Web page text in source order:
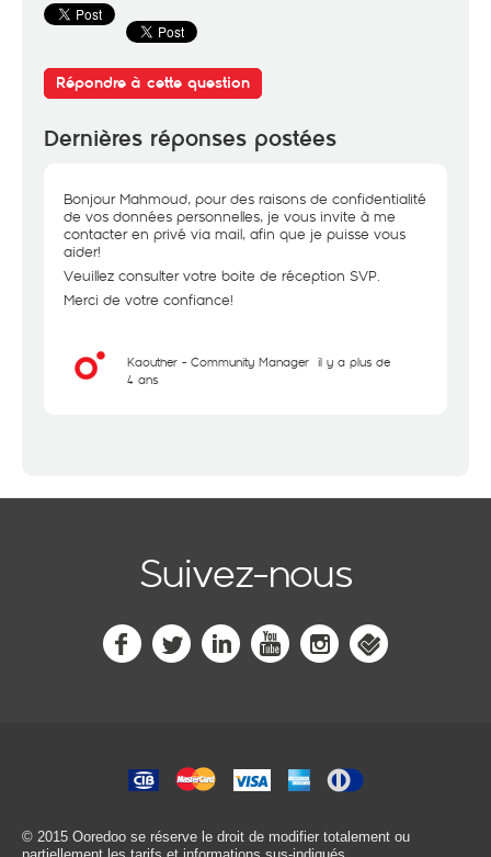
Répondre à cette question
Dernières réponses postées
Bonjour Mahmoud, pour des raisons de confidentialité
de vos données personnelles, je vous invite à me
contacter en privé via mail, afin que je puisse vous
aider!
Veuillez consulter votre boite de réception SVP.
Merci de votre confiance!
Kaouther - Community Manager il y a plus de
4 ans
Suivez-nous
© 2015 Ooredoo se réserve le droit de modifier totalement ou